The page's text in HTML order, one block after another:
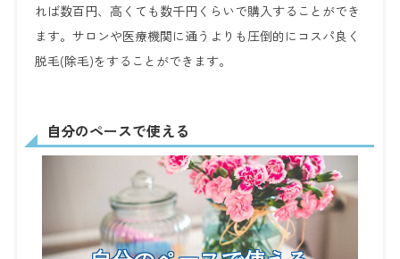
れば数百円、高くても数千円くらいで購入することができ
ます。サロンや医療機関に通うよりも圧倒的にコスパ良く
脱毛(除毛)をすることができます。
自分のペースで使える